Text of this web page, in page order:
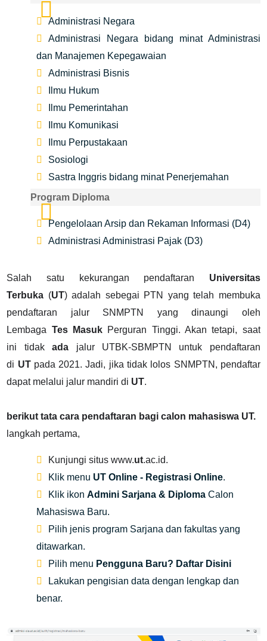
Administrasi Negara
Administrasi Negara bidang minat Administrasi
dan Manajemen Kepegawaian
Administrasi Bisnis
Ilmu Hukum
Ilmu Pemerintahan
Ilmu Komunikasi
Ilmu Perpustakaan
Sosiologi
Sastra Inggris bidang minat Penerjemahan
Program Diploma
Pengelolaan Arsip dan Rekaman Informasi (D4)
Administrasi Administrasi Pajak (D3)
Salah satu kekurangan pendaftaran Universitas
Terbuka (UT) adalah sebegai PTN yang telah membuka
pendaftaran jalur SNMPTN yang dinaungi oleh
Lembaga Tes MasukPerguran Tinggi. Akan tetapi, saat
ini
tidakada jalur UTBK-SBMPTN untuk pendaftaran
di UTpada 2021. Jadi, jika tidak lolos SNMPTN, pendaftar
dapat melalui jalur mandiri di UT.
berikut tata cara pendaftaran bagi calon mahasiswa UT.
langkah pertama,
Kunjungi situs www.ut.ac.id.
Klik menu UT Online - Registrasi Online.
Klik ikonAdmini Sarjana & DiplomaCalon
Mahasiswa Baru.
Pilih jenis program Sarjana dan fakultas yang
ditawarkan.
Pilih menu Pengguna Baru? Daftar Disini
Lakukan pengisian data dengan lengkap dan
benar.